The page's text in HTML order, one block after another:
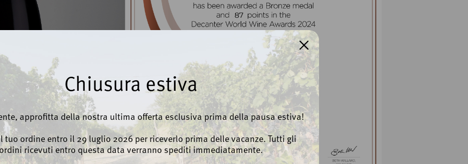
Chiusura estiva
approfitta della nostra ultima offerta esclusiva prima della pausa estiva!
tuo ordine entro il 29 luglio 2026 per riceverlo prima delle vacanze. Tutti gli
ordini ricevuti entro questa data verranno spediti immediatamente.